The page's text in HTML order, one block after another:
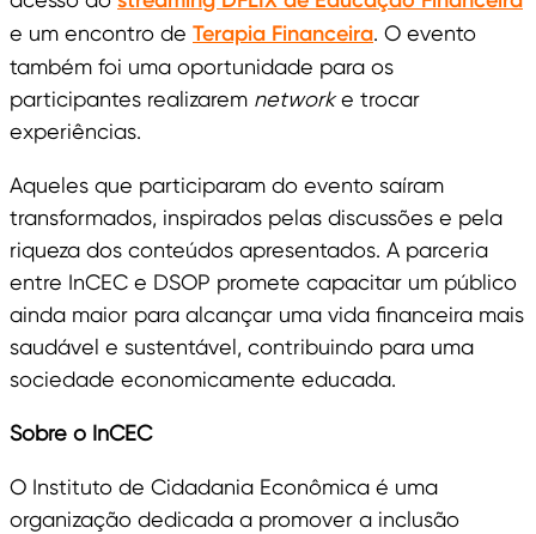
e um encontro de Terapia Financeira. O evento
também foi uma oportunidade para os
participantes realizarem networke trocar
experiências.
Aqueles que participaram do evento saíram
transformados, inspirados pelas discussões e pela
riqueza dos conteúdos apresentados. A parceria
entre InCEC e DSOP promete capacitar um público
ainda maior para alcançar uma vida financeira mais
saudável e sustentável, contribuindo para uma
sociedade economicamente educada.
Sobre o InCEC
O Instituto de Cidadania Econômica é uma
organização dedicada a promover a inclusão